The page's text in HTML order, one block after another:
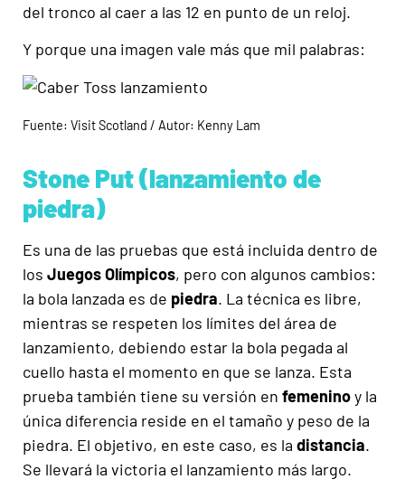
del tronco al caer a las 12 en punto de un reloj.
Y porque una imagen vale más que mil palabras:
Fuente: Visit Scotland / Autor: Kenny Lam
Stone Put (lanzamiento de
piedra)
Es una de las pruebas que está incluida dentro de
los Juegos Olímpicos, pero con algunos cambios:
la bola lanzada es de piedra. La técnica es libre,
mientras se respeten los límites del área de
lanzamiento, debiendo estar la bola pegada al
cuello hasta el momento en que se lanza. Esta
prueba también tiene su versión en femeninoy la
única diferencia reside en el tamaño y peso de la
piedra. El objetivo, en este caso, es la distancia.
Se llevará la victoria el lanzamiento más largo.